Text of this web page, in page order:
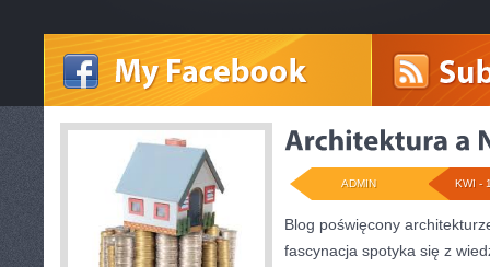
KWI -
ADMIN
Blog poświęcony
fascynacja spotyka się z